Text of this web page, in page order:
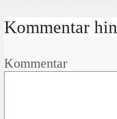
Kommentar
Kommentar